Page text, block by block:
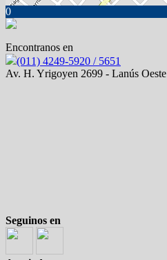
0
Encontranos en
(011) 4249-5920 / 5651
Av. H. Yrigoyen 2699 - Lanús Oeste
Seguinos en